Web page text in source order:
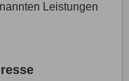
Leistungen